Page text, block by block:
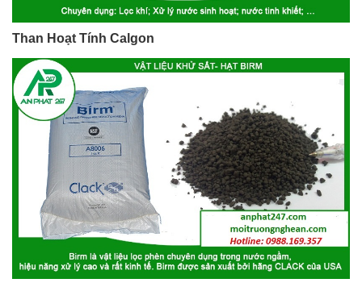
Than Hoạt Tính Calgon